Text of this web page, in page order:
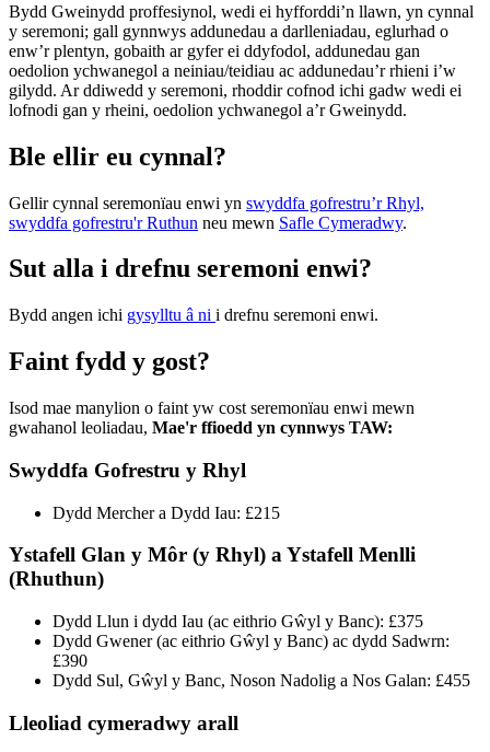
Bydd Gweinydd proffesiynol, wedi ei hyfforddi’n llawn, yn cynnal
y seremoni; gall gynnwys addunedau a darlleniadau, eglurhad o
enw’r plentyn, gobaith ar gyfer ei ddyfodol, addunedau gan
oedolion ychwanegol a neiniau/teidiau ac addunedau’r rhieni i’w
gilydd. Ar ddiwedd y seremoni, rhoddir cofnod ichi gadw wedi ei
lofnodi gan y rheini, oedolion ychwanegol a’r Gweinydd.
Ble ellir eu cynnal?
Gellir cynnal seremonïau enwi yn swyddfa gofrestru’r Rhyl,
swyddfa gofrestru'r Ruthun neu mewn Safle Cymeradwy.
Sut alla i drefnu seremoni enwi?
Bydd angen ichi gysylltu â ni i drefnu seremoni enwi.
Faint fydd y gost?
Isod mae manylion o faint yw cost seremonïau enwi mewn
gwahanol leoliadau, Mae'r ffioedd yn cynnwys TAW:
Swyddfa Gofrestru y Rhyl
Dydd Mercher a Dydd Iau: £215
Ystafell Glan y Môr (y Rhyl) a Ystafell Menlli
(Rhuthun)
Dydd Llun i dydd Iau (ac eithrio Gŵyl y Banc): £375
Dydd Gwener (ac eithrio Gŵyl y Banc) ac dydd Sadwrn:
£390
Dydd Sul, Gŵyl y Banc, Noson Nadolig a Nos Galan: £455
Lleoliad cymeradwy arall